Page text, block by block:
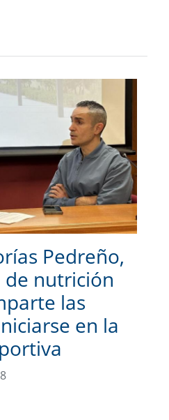
Pedreño,
de nutrición
las
en la